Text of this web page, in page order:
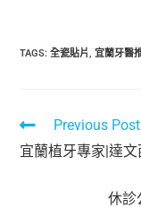
TAGS:全瓷貼片, 宜蘭牙醫
Previous Post
宜蘭植牙專家|達文
休診